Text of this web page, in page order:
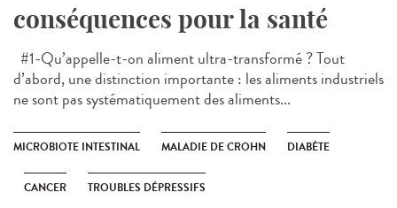
conséquences pour la santé
#1-Qu’appelle-t-on aliment ultra-transformé ? Tout
d’abord, une distinction importante : les aliments industriels
ne sont pas systématiquement des aliments...
MICROBIOTE INTESTINAL MALADIE DE CROHN DIABÈTE
CANCER TROUBLES DÉPRESSIFS